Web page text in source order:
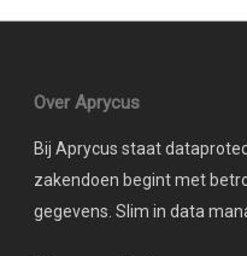
Over Aprycus
Bij Aprycus staat
zakendoen begint met
gegevens. Slim in data